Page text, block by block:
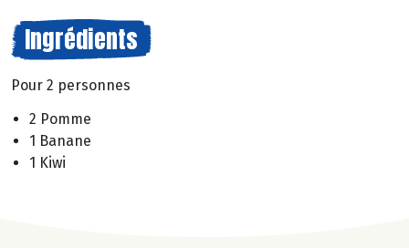
Ingrédients
Pour 2 personnes
2 Pomme
1 Banane
1 Kiwi